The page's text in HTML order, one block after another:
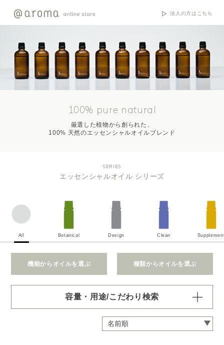
法人の方はこちら
100% pure natural
厳選した植物から創られた、
100% 天然のエッセンシャルオイルブレンド
SERIES
エッセンシャルオイル シリーズ
All Botanical Design Clean
機能からオイルを選ぶ 種類からオイルを選ぶ
容量・用途/こだわり検索
用途・機能・種類 の項目ごとに選択肢からひとつずつ選
択できます。選択するたびに絞り込まれていき、項目内で